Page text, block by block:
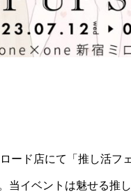
ード店にて「推し活フ
当イベントは魅せる推